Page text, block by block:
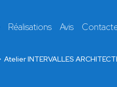
Réalisations Avis
Atelier INTERVALLES